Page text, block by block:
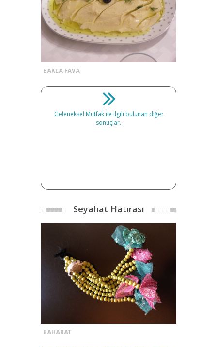
BAKLA FAVA
Geleneksel Mutfak ile ilgili bulunan diğer
sonuçlar..
Seyahat Hatırası
BAHARAT